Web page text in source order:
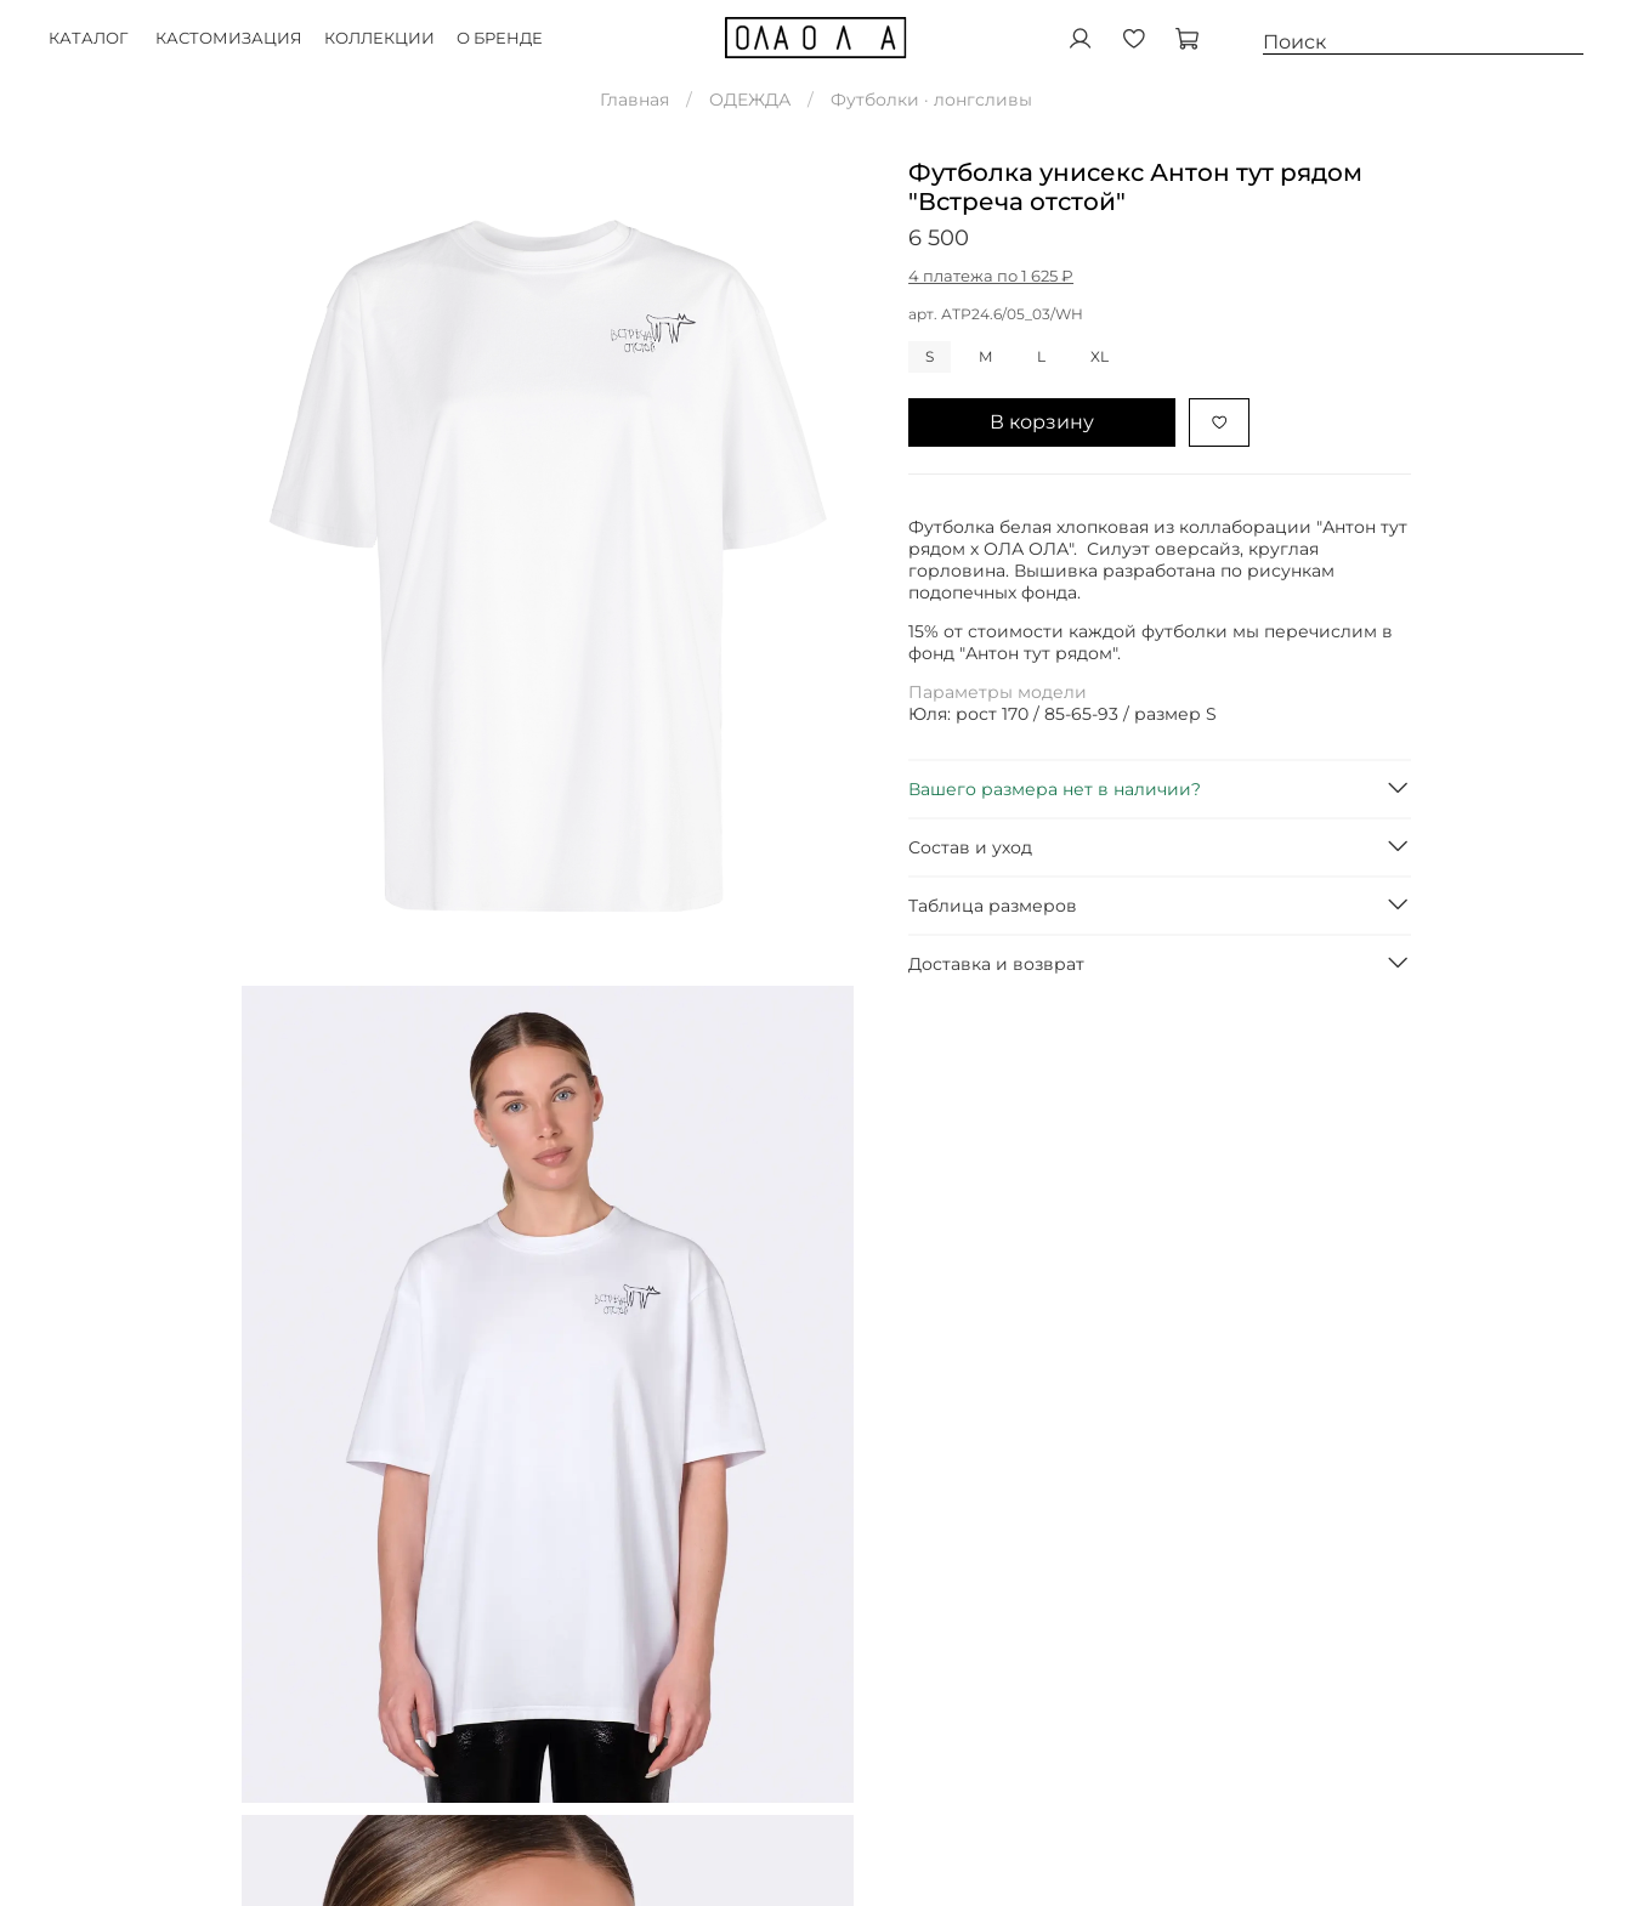
КАТАЛОГ КАСТОМИЗАЦИЯ КОЛЛЕКЦИИ О БРЕНДЕ
Главная ОДЕЖДА Футболки · лонгсливы
арт. АТР24.6/05_03/WH
Футболка унисекс Антон тут рядом
"Встреча отстой"
6 500
4 платежа по 1 625 ₽
S M L XL
В корзину
Футболка белая хлопковая из коллаборации "Антон тут
рядом х ОЛА ОЛА". Силуэт оверсайз, круглая
горловина. Вышивка разработана по рисункам
подопечных фонда.
15% от стоимости каждой футболки мы перечислим в
фонд "Антон тут рядом".
Параметры модели
Юля: рост 170 / 85-65-93 / размер S
Вашего размера нет в наличии?
Состав и уход
Таблица размеров
Доставка и возврат